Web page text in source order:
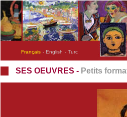
Français - English - Turc
SES OEUVRES - Petits